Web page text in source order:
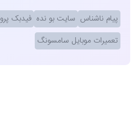
پیام ناشناس سایت بو نده فیدبک پرو
تعمیرات موبایل سامسونگ